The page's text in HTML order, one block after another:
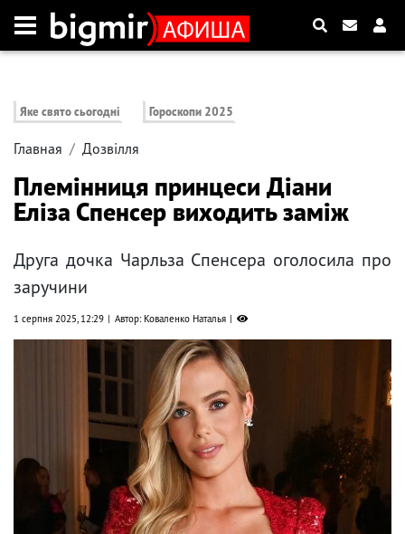
Яке свято сьогодні Гороскопи 2025
Главная Дозвілля
Племінниця принцеси Діани
Еліза Спенсер виходить заміж
Друга дочка Чарльза Спенсера оголосила про
заручини
1 серпня 2025, 12:29 Автор: Коваленко Наталья